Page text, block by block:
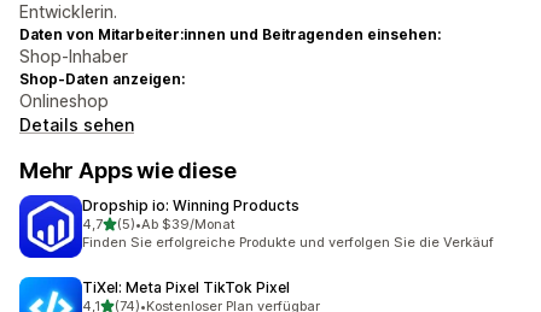
Entwicklerin.
Daten von Mitarbeiter:innen und Beitragenden einsehen:
Shop-Inhaber
Shop-Daten anzeigen:
Onlineshop
Details sehen
Mehr Apps wie diese
Dropship io: Winning Products
4,7von 5 Sternen
(5)
5 Rezensionen insgesamt
•Ab $39/Monat
Finden Sie erfolgreiche Produkte und verfolgen Sie die Verkäuf
TiXel: Meta Pixel TikTok Pixel
4,1von 5 Sternen
(74)•Kostenloser Plan verfügbar